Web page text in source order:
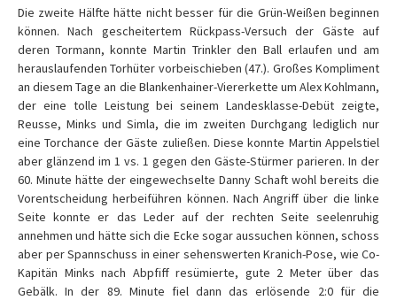
Die zweite Hälfte hätte nicht besser für die Grün-Weißen beginnen
können. Nach gescheitertem Rückpass-Versuch der Gäste auf
deren Tormann, konnte Martin Trinkler den Ball erlaufen und am
herauslaufenden Torhüter vorbeischieben (47.). Großes Kompliment
an diesem Tage an die Blankenhainer-Viererkette um Alex Kohlmann,
der eine tolle Leistung bei seinem Landesklasse-Debüt zeigte,
Reusse, Minks und Simla, die im zweiten Durchgang lediglich nur
eine Torchance der Gäste zuließen. Diese konnte Martin Appelstiel
aber glänzend im 1 vs. 1 gegen den Gäste-Stürmer parieren. In der
60. Minute hätte der eingewechselte Danny Schaft wohl bereits die
Vorentscheidung herbeiführen können. Nach Angriff über die linke
Seite konnte er das Leder auf der rechten Seite seelenruhig
annehmen und hätte sich die Ecke sogar aussuchen können, schoss
aber per Spannschuss in einer sehenswerten Kranich-Pose, wie Co-
Kapitän Minks nach Abpfiff resümierte, gute 2 Meter über das
Gebälk. In der 89. Minute fiel dann das erlösende 2:0 für die